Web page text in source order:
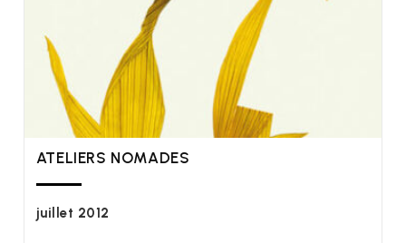
ATELIERS NOMADES
juillet 2012